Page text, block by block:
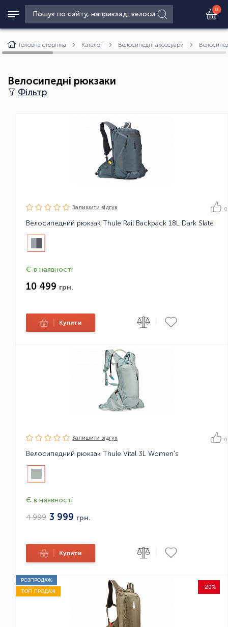
0
Головна сторінка Каталог Велосипедні аксесуари
Велосипедні рюкзаки
Фільтр
Залишити вiдгук 0
Велосипедний рюкзак Thule Rail Backpack 18L Dark Slate
Є в наявності
10 499 грн.
Купити
Залишити вiдгук 0
Велосипедний рюкзак Thule Vital 3L Women's
Є в наявності
4 999 3 999 грн.
Купити
РОЗПРОДАЖ
-20%
ТОП ПРОДАЖ